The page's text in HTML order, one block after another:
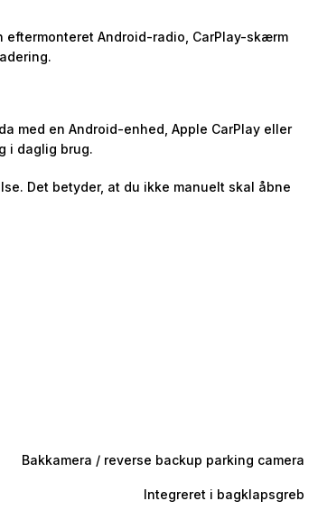
Android-radio, CarPlay-skærm
med en Android-enhed, Apple CarPlay eller
i daglig brug.
Det betyder, at du ikke manuelt skal åbne
Bakkamera / reverse backup parking camera
Integreret i bagklapsgreb